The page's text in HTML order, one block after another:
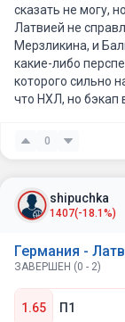
уверенность —
латвийцы уже
Считаю, что матч
упорным. Очень
Ничья здесь
сказать не могу,
Латвией не
Мерзликина, и
какие-либо
которого сильно
что НХЛ, но бэкап
сильных
0
shipuchka
1407(-18.1%)
Германия -
ЗАВЕРШЕН (0 - 2)
1.65 П1